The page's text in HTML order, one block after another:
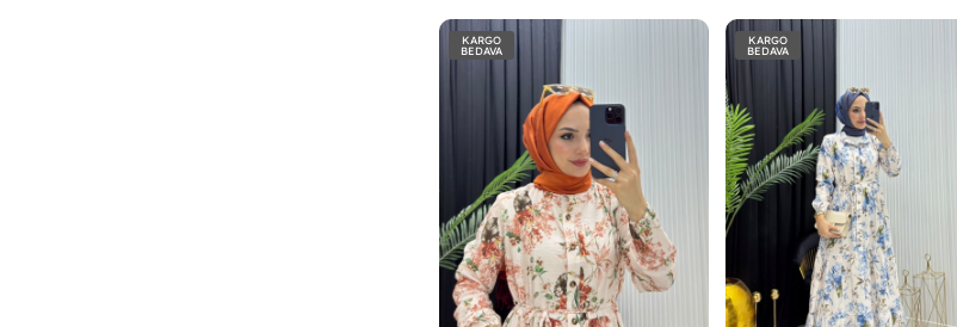
KARGO
BEDAVA
KARGO
BEDAVA